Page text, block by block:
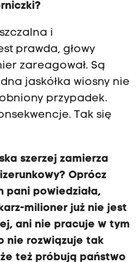
i
prawda, głowy
zareagował. Są
jaskółka wiosny nie
przypadek.
Tak się
szerzej zamierza
Oprócz
powiedziała,
milioner już nie jest
ani nie pracuje w tym
nie rozwiązuje tak
też próbują państwo